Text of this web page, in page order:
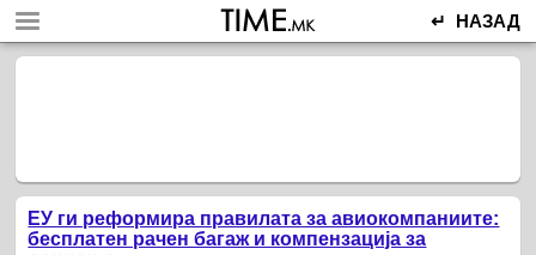
↵ НАЗАД
ЕУ ги реформира правилата за авиокомпаниите:
бесплатен рачен багаж и компензација за